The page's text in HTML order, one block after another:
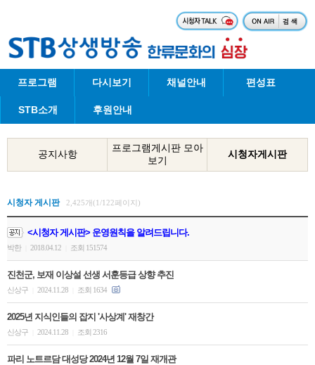
프로그램 다시보기 채널안내 편성표
STB소개 후원안내
공지사항
프로그램게시판 모아
보기
시청자게시판
시청자 게시판 2,425개(1/122페이지)
<시청자 게시판> 운영원칙을 알려드립니다.
박한 2018.04.12 조회 151574
진천군, 보재 이상설 선생 서훈등급 상향 추진
신상구 2024.11.28 조회 1634
2025년 지식인들의 잡지 '사상계' 재창간
신상구 2024.11.28 조회 2316
파리 노트르담 대성당 2024년 12월 7일 재개관